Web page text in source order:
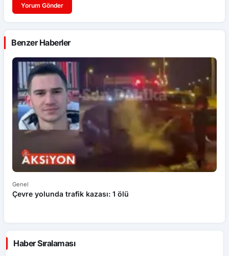
Yorum Gönder
Benzer Haberler
Genel
Çevre yolunda trafik kazası: 1 ölü
Haber Sıralaması